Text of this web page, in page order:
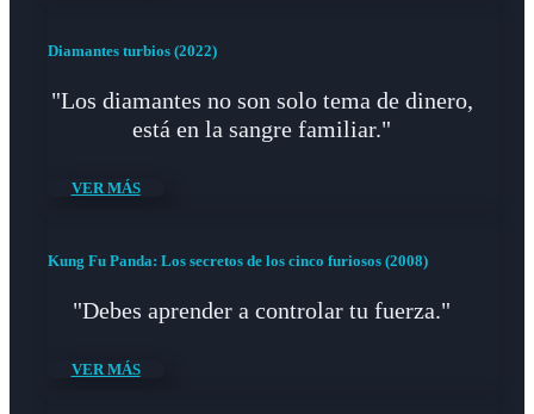
Diamantes turbios (2022)
"Los diamantes no son solo tema de dinero,
está en la sangre familiar."
VER MÁS
Kung Fu Panda: Los secretos de los cinco furiosos (2008)
"Debes aprender a controlar tu fuerza."
VER MÁS